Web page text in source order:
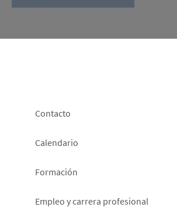
Footer
left
Contacto
Calendario
Formación
Empleo y carrera profesional